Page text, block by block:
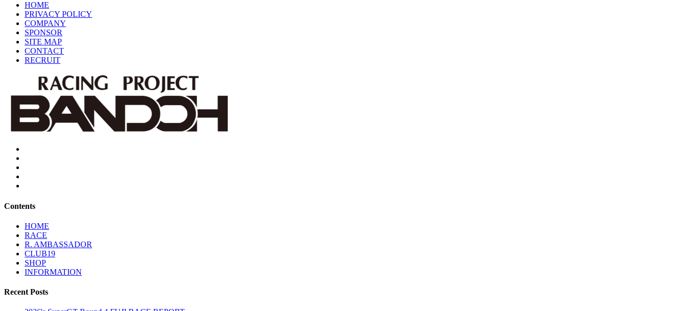
HOME
PRIVACY POLICY
COMPANY
SPONSOR
SITE MAP
CONTACT
RECRUIT
Contents
HOME
RACE
R. AMBASSADOR
CLUB19
SHOP
INFORMATION
Recent Posts